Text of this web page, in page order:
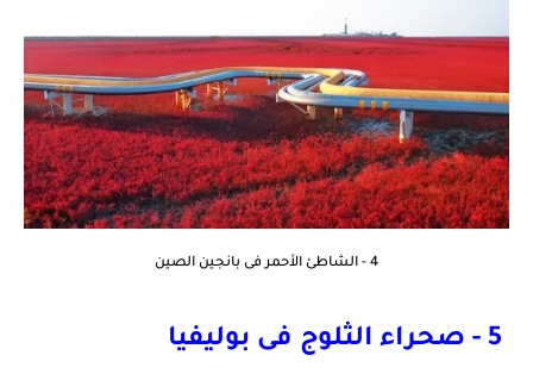
4 - الشاطئ الأحمر فى بانجين الصين
5 - صحراء الثلوج فى بوليفيا